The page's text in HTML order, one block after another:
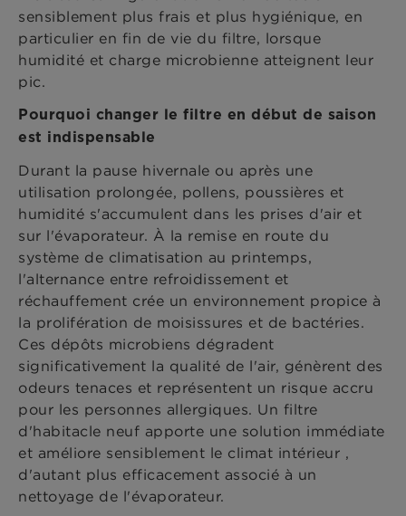
sensiblement plus frais et plus hygiénique, en
particulier en fin de vie du filtre, lorsque
humidité et charge microbienne atteignent leur
pic.
Pourquoi changer le filtre en début de saison
est indispensable
Durant la pause hivernale ou après une
utilisation prolongée, pollens, poussières et
humidité s'accumulent dans les prises d'air et
sur l'évaporateur. À la remise en route du
système de climatisation au printemps,
l'alternance entre refroidissement et
réchauffement crée un environnement propice à
la prolifération de moisissures et de bactéries.
Ces dépôts microbiens dégradent
significativement la qualité de l'air, génèrent des
odeurs tenaces et représentent un risque accru
pour les personnes allergiques. Un filtre
d'habitacle neuf apporte une solution immédiate
et améliore sensiblement le climat intérieur ,
d'autant plus efficacement associé à un
nettoyage de l'évaporateur.